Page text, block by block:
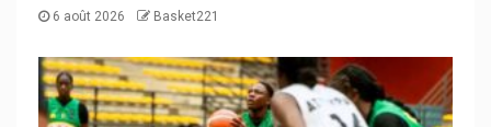
6 août 2026 Basket221